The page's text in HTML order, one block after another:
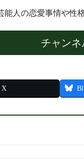
能人の恋愛事情や性
チャンネ
X